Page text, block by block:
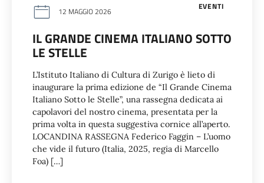
EVENTI
12 MAGGIO 2026
IL GRANDE CINEMA ITALIANO SOTTO
LE STELLE
L’Istituto Italiano di Cultura di Zurigo è lieto di
inaugurare la prima edizione de “Il Grande Cinema
Italiano Sotto le Stelle”, una rassegna dedicata ai
capolavori del nostro cinema, presentata per la
prima volta in questa suggestiva cornice all’aperto.
LOCANDINA RASSEGNA Federico Faggin – L’uomo
che vide il futuro (Italia, 2025, regia di Marcello
Foa) […]